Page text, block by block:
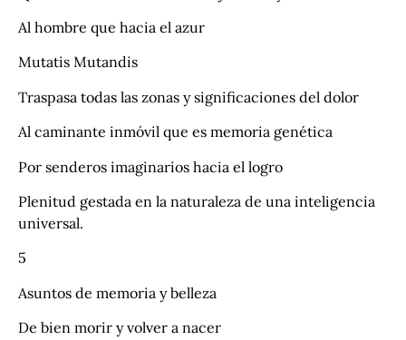
Al hombre que hacia el azur
Mutatis Mutandis
Traspasa todas las zonas y significaciones del dolor
Al caminante inmóvil que es memoria genética
Por senderos imaginarios hacia el logro
Plenitud gestada en la naturaleza de una inteligencia
universal.
5
Asuntos de memoria y belleza
De bien morir y volver a nacer